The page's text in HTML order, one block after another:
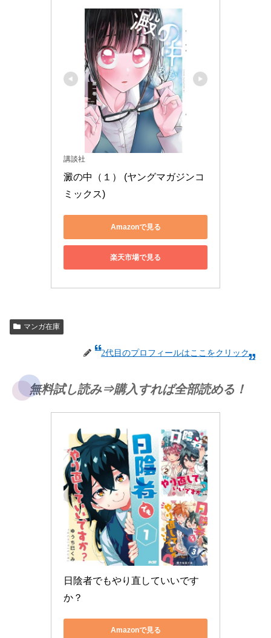
講談社
澱の中（１） (ヤングマガジンコ
ミックス)
Amazonで見る
楽天市場で見る
マンガ在庫
2代目のプロフィールはここをクリック
無料試し読み⇒購入すれば全部読める！
日陰者でもやり直していいです
か？
Amazonで見る